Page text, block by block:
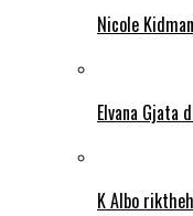
Nicole
Elvana Gjata
K Albo